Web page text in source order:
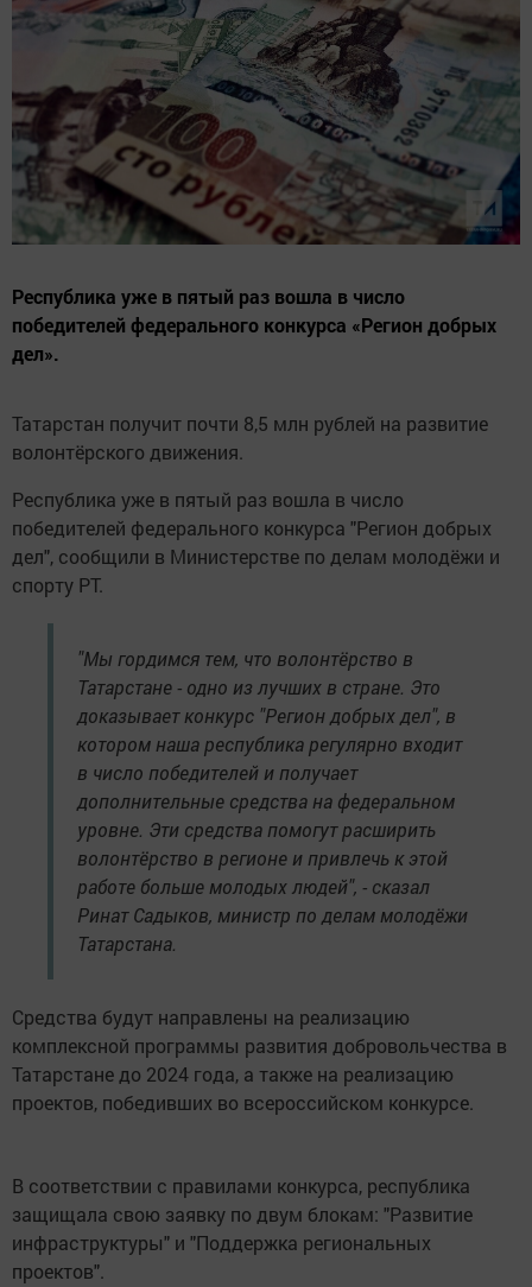
Республика уже в пятый раз вошла в число
победителей федерального конкурса «Регион добрых
дел».
Татарстан получит почти 8,5 млн рублей на развитие
волонтёрского движения.
Республика уже в пятый раз вошла в число
победителей федерального конкурса "Регион добрых
дел", сообщили в Министерстве по делам молодёжи и
спорту РТ.
"Мы гордимся тем, что волонтёрство в
Татарстане - одно из лучших в стране. Это
доказывает конкурс "Регион добрых дел", в
котором наша республика регулярно входит
в число победителей и получает
дополнительные средства на федеральном
уровне. Эти средства помогут расширить
волонтёрство в регионе и привлечь к этой
работе больше молодых людей", - сказал
Ринат Садыков, министр по делам молодёжи
Татарстана.
Средства будут направлены на реализацию
комплексной программы развития добровольчества в
Татарстане до 2024 года, а также на реализацию
проектов, победивших во всероссийском конкурсе.
В соответствии с правилами конкурса, республика
защищала свою заявку по двум блокам: "Развитие
инфраструктуры" и "Поддержка региональных
проектов".